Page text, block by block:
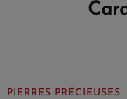
PIERRES PRÉCIEUSES